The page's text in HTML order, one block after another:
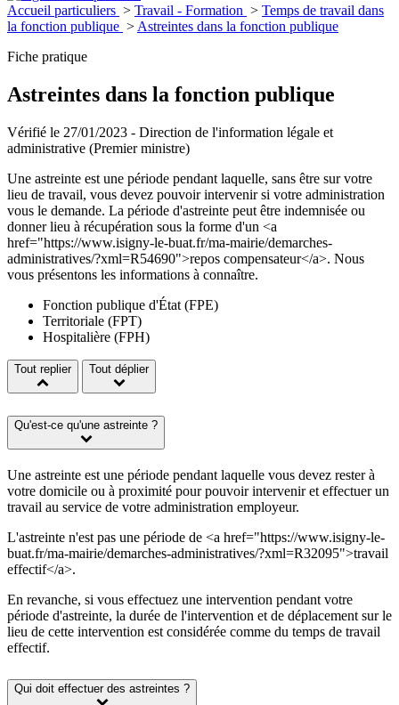
Accueil particuliers > Travail - Formation > Temps de travail dans
la fonction publique > Astreintes dans la fonction publique
Fiche pratique
Astreintes dans la fonction publique
Vérifié le 27/01/2023 - Direction de l'information légale et
administrative (Premier ministre)
Une astreinte est une période pendant laquelle, sans être sur votre
lieu de travail, vous devez pouvoir intervenir si votre administration
vous le demande. La période d'astreinte peut être indemnisée ou
donner lieu à récupération sous la forme d'un <a
href="https://www.isigny-le-buat.fr/ma-mairie/demarches-
administratives/?xml=R54690">repos compensateur</a>. Nous
vous présentons les informations à connaître.
Fonction publique d'État (FPE)
Territoriale (FPT)
Hospitalière (FPH)
Tout replier Tout déplier
Qu'est-ce qu'une astreinte ?
Une astreinte est une période pendant laquelle vous devez rester à
votre domicile ou à proximité pour pouvoir intervenir et effectuer un
travail au service de votre administration employeur.
L'astreinte n'est pas une période de <a href="https://www.isigny-le-
buat.fr/ma-mairie/demarches-administratives/?xml=R32095">travail
effectif</a>.
En revanche, si vous effectuez une intervention pendant votre
période d'astreinte, la durée de l'intervention et de déplacement sur le
lieu de cette intervention est considérée comme du temps de travail
effectif.
Qui doit effectuer des astreintes ?